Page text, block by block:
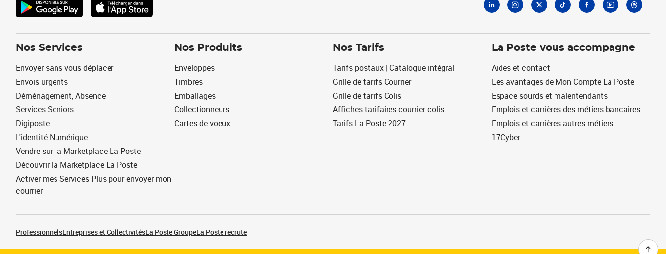
Nos Services
Envoyer sans vous déplacer
Envois urgents
Déménagement, Absence
Services Seniors
Digiposte
L'identité Numérique
Vendre sur la Marketplace La Poste
Découvrir la Marketplace La Poste
Activer mes Services Plus pour envoyer mon
courrier
Nos Produits
Enveloppes
Timbres
Emballages
Collectionneurs
Cartes de voeux
Nos Tarifs
Tarifs postaux | Catalogue intégral
Grille de tarifs Courrier
Grille de tarifs Colis
Affiches tarifaires courrier colis
Tarifs La Poste 2027
La Poste vous accompagne
Aides et contact
Les avantages de Mon Compte La Poste
Espace sourds et malentendants
Emplois et carrières des métiers bancaires
Emplois et carrières autres métiers
17Cyber
ProfessionnelsEntreprises et CollectivitésLa Poste GroupeLa Poste recrute